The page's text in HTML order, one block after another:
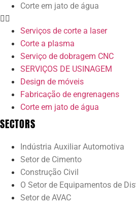
Corte em jato de água
Serviços de corte a laser
Corte a plasma
Serviço de dobragem CNC
SERVIÇOS DE USINAGEM
Design de móveis
Fabricação de engrenagens
Corte em jato de água
SECTORS
Indústria Auxiliar Automotiva
Setor de Cimento
Construção Civil
O Setor de Equipamentos de
Setor de AVAC